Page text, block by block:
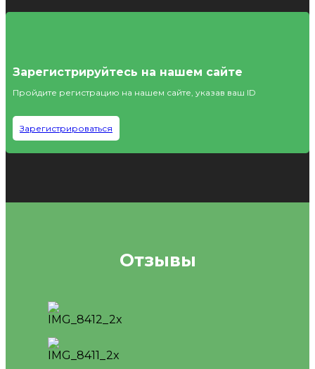
Зарегистрируйтесь на нашем сайте
Пройдите регистрацию на нашем сайте, указав ваш ID
Зарегистрироваться
Отзывы